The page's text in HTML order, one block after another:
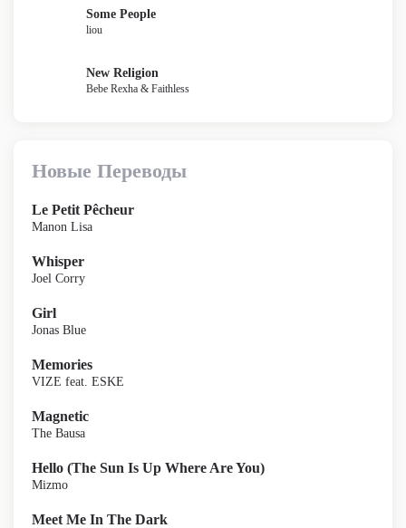
Some People
liou
New Religion
Bebe Rexha & Faithless
Новые Переводы
Le Petit Pêcheur
Manon Lisa
Whisper
Joel Corry
Girl
Jonas Blue
Memories
VIZE feat. ESKE
Magnetic
The Bausa
Hello (The Sun Is Up Where Are You)
Mizmo
Meet Me In The Dark